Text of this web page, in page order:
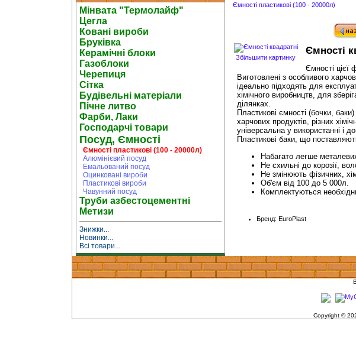
Мінвата "Термолайф"
Цегла
Ковані вироби
Бруківка
Керамічні блоки
Газоблоки
Черепиця
Сітка
Будівельні матеріали
Пічне литво
Фарби, Лаки
Господарчі товари
Посуд, Ємності
Ємності пластикові (100 - 20000л)
Алюмінієвий посуд
Емальований посуд
Оцинковані вироби
Пластикові вироби
Чавунний посуд
Труби азбестоцементні
Метизи
Знижки...
Новинки...
Всі товари...
Ємності пластикові (100 - 20000л)
Збільшити картинку
Ємності
Ємності цієї
Виготовлені з особливого
ідеально підходять для
хімічного виробництв, для
ділянках.
Пластикові ємності (бочки,
харчових продуктів, різних
універсальна у використанні і
Пластикові баки, що
Набагато легше
Не схильні до корозії,
Не змінюють фізичних,
Об'єм від 100 до 5 000л.
Комплектуються
Бренд: EuroPlast
Copyright ©